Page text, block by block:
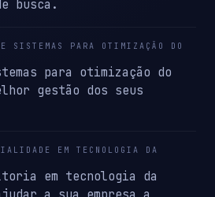
busca.
SISTEMAS PARA OTIMIZAÇÃO DO
para otimização do
gestão dos seus
EM TECNOLOGIA DA
em tecnologia da